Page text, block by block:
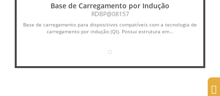
Base de Carregamento por Indução
RDBP@08157
Base de carregamento para dispositivos compatíveis com a tecnologia de
carregamento por indução (QI). Possui estrutura em...